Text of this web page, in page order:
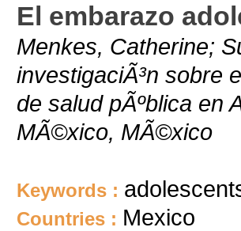
El embarazo
Menkes, Catherine;
investigaciÃ³n sobre
de salud pÃºblica en
MÃ©xico, MÃ©xico
Keywords :
Countries : Mexico